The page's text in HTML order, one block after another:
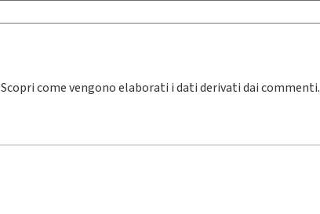
Scopri come vengono elaborati i dati derivati dai commenti.